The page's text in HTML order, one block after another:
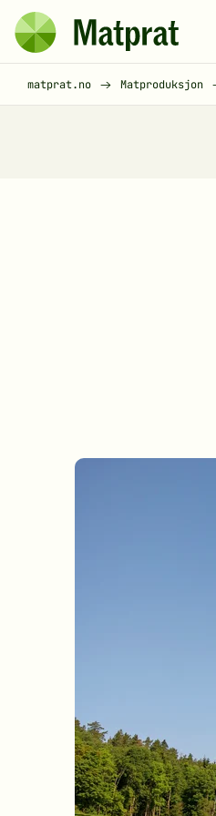
Hopp til hovedinnhold
Matprat
hjemmeside
matprat.no Matproduksjon